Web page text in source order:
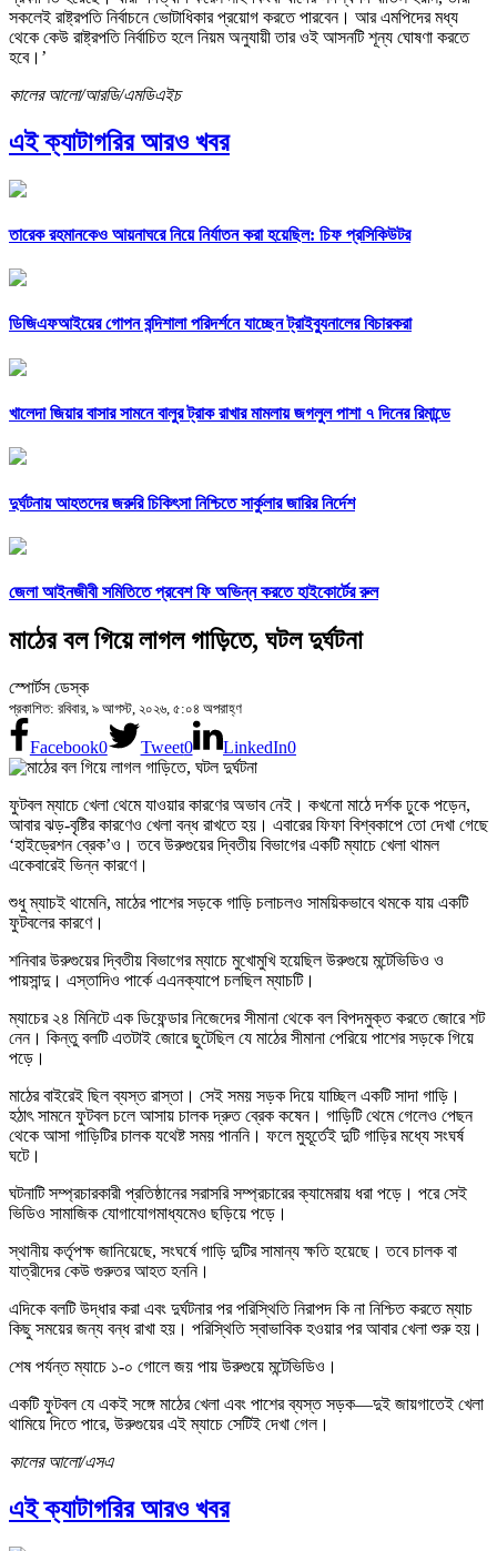
সকলেই রাষ্ট্রপতি নির্বাচনে ভোটাধিকার প্রয়োগ করতে পারবেন। আর এমপিদের মধ্য
থেকে কেউ রাষ্ট্রপতি নির্বাচিত হলে নিয়ম অনুযায়ী তার ওই আসনটি শূন্য ঘোষণা করতে
হবে।’
কালের আলো/আরডি/এমডিএইচ
এই ক্যাটাগরির আরও খবর
তারেক রহমানকেও আয়নাঘরে নিয়ে নির্যাতন করা হয়েছিল: চিফ প্রসিকিউটর
ডিজিএফআইয়ের গোপন বন্দিশালা পরিদর্শনে যাচ্ছেন ট্রাইব্যুনালের বিচারকরা
খালেদা জিয়ার বাসার সামনে বালুর ট্রাক রাখার মামলায় জগলুল পাশা ৭ দিনের রিমান্ডে
দুর্ঘটনায় আহতদের জরুরি চিকিৎসা নিশ্চিতে সার্কুলার জারির নির্দেশ
জেলা আইনজীবী সমিতিতে প্রবেশ ফি অভিন্ন করতে হাইকোর্টের রুল
মাঠের বল গিয়ে লাগল গাড়িতে, ঘটল দুর্ঘটনা
স্পোর্টস ডেস্ক
প্রকাশিত: রবিবার, ৯ আগস্ট, ২০২৬, ৫:০৪ অপরাহ্ণ
Facebook0 Tweet0 LinkedIn0
ফুটবল ম্যাচে খেলা থেমে যাওয়ার কারণের অভাব নেই। কখনো মাঠে দর্শক ঢুকে পড়েন,
আবার ঝড়-বৃষ্টির কারণেও খেলা বন্ধ রাখতে হয়। এবারের ফিফা বিশ্বকাপে তো দেখা গেছে
‘হাইড্রেশন ব্রেক’ও। তবে উরুগুয়ের দ্বিতীয় বিভাগের একটি ম্যাচে খেলা থামল
একেবারেই ভিন্ন কারণে।
শুধু ম্যাচই থামেনি, মাঠের পাশের সড়কে গাড়ি চলাচলও সাময়িকভাবে থমকে যায় একটি
ফুটবলের কারণে।
শনিবার উরুগুয়ের দ্বিতীয় বিভাগের ম্যাচে মুখোমুখি হয়েছিল উরুগুয়ে মন্টেভিডিও ও
পায়সান্দু। এস্তাদিও পার্কে এএনক্যাপে চলছিল ম্যাচটি।
ম্যাচের ২৪ মিনিটে এক ডিফেন্ডার নিজেদের সীমানা থেকে বল বিপদমুক্ত করতে জোরে শট
নেন। কিন্তু বলটি এতটাই জোরে ছুটেছিল যে মাঠের সীমানা পেরিয়ে পাশের সড়কে গিয়ে
পড়ে।
মাঠের বাইরেই ছিল ব্যস্ত রাস্তা। সেই সময় সড়ক দিয়ে যাচ্ছিল একটি সাদা গাড়ি।
হঠাৎ সামনে ফুটবল চলে আসায় চালক দ্রুত ব্রেক কষেন। গাড়িটি থেমে গেলেও পেছন
থেকে আসা গাড়িটির চালক যথেষ্ট সময় পাননি। ফলে মুহূর্তেই দুটি গাড়ির মধ্যে সংঘর্ষ
ঘটে।
ঘটনাটি সম্প্রচারকারী প্রতিষ্ঠানের সরাসরি সম্প্রচারের ক্যামেরায় ধরা পড়ে। পরে সেই
ভিডিও সামাজিক যোগাযোগমাধ্যমেও ছড়িয়ে পড়ে।
স্থানীয় কর্তৃপক্ষ জানিয়েছে, সংঘর্ষে গাড়ি দুটির সামান্য ক্ষতি হয়েছে। তবে চালক বা
যাত্রীদের কেউ গুরুতর আহত হননি।
এদিকে বলটি উদ্ধার করা এবং দুর্ঘটনার পর পরিস্থিতি নিরাপদ কি না নিশ্চিত করতে ম্যাচ
কিছু সময়ের জন্য বন্ধ রাখা হয়। পরিস্থিতি স্বাভাবিক হওয়ার পর আবার খেলা শুরু হয়।
শেষ পর্যন্ত ম্যাচে ১-০ গোলে জয় পায় উরুগুয়ে মন্টেভিডিও।
একটি ফুটবল যে একই সঙ্গে মাঠের খেলা এবং পাশের ব্যস্ত সড়ক—দুই জায়গাতেই খেলা
থামিয়ে দিতে পারে, উরুগুয়ের এই ম্যাচে সেটিই দেখা গেল।
কালের আলো/এসএ
এই ক্যাটাগরির আরও খবর